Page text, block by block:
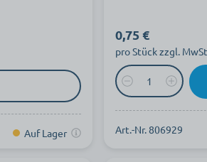
Auf Lager
0,75 €
pro Stück zzgl.
Art.-Nr. 806929